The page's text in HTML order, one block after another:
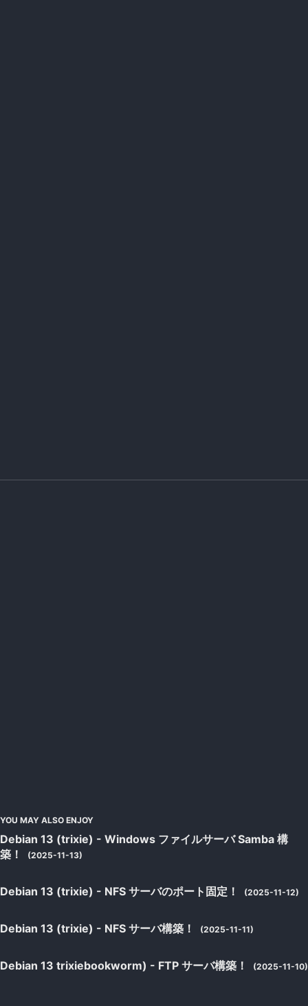
YOU MAY ALSO ENJOY
Debian 13 (trixie) - Windows ファイルサーバ Samba 構
築！
(2025-11-13)
Debian 13 (trixie) - NFS サーバのポート固定！ (2025-11-12)
Debian 13 (trixie) - NFS サーバ構築！ (2025-11-11)
Debian 13 trixiebookworm) - FTP サーバ構築！ (2025-11-10)